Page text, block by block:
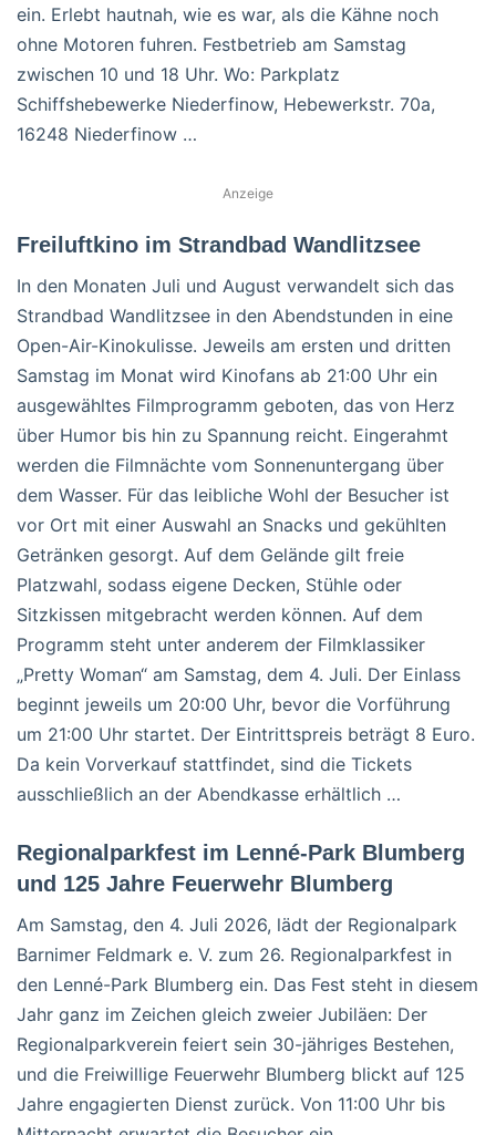
ein. Erlebt hautnah, wie es war, als die Kähne noch
ohne Motoren fuhren. Festbetrieb am Samstag
zwischen 10 und 18 Uhr. Wo: Parkplatz
Schiffshebewerke Niederfinow, Hebewerkstr. 70a,
16248 Niederfinow …
Anzeige
Freiluftkino im Strandbad Wandlitzsee
In den Monaten Juli und August verwandelt sich das
Strandbad Wandlitzsee in den Abendstunden in eine
Open-Air-Kinokulisse. Jeweils am ersten und dritten
Samstag im Monat wird Kinofans ab 21:00 Uhr ein
ausgewähltes Filmprogramm geboten, das von Herz
über Humor bis hin zu Spannung reicht. Eingerahmt
werden die Filmnächte vom Sonnenuntergang über
dem Wasser. Für das leibliche Wohl der Besucher ist
vor Ort mit einer Auswahl an Snacks und gekühlten
Getränken gesorgt. Auf dem Gelände gilt freie
Platzwahl, sodass eigene Decken, Stühle oder
Sitzkissen mitgebracht werden können. Auf dem
Programm steht unter anderem der Filmklassiker
„Pretty Woman“ am Samstag, dem 4. Juli. Der Einlass
beginnt jeweils um 20:00 Uhr, bevor die Vorführung
um 21:00 Uhr startet. Der Eintrittspreis beträgt 8 Euro.
Da kein Vorverkauf stattfindet, sind die Tickets
ausschließlich an der Abendkasse erhältlich …
Regionalparkfest im Lenné-Park Blumberg
und 125 Jahre Feuerwehr Blumberg
Am Samstag, den 4. Juli 2026, lädt der Regionalpark
Barnimer Feldmark e. V. zum 26. Regionalparkfest in
den Lenné-Park Blumberg ein. Das Fest steht in diesem
Jahr ganz im Zeichen gleich zweier Jubiläen: Der
Regionalparkverein feiert sein 30-jähriges Bestehen,
und die Freiwillige Feuerwehr Blumberg blickt auf 125
Jahre engagierten Dienst zurück. Von 11:00 Uhr bis